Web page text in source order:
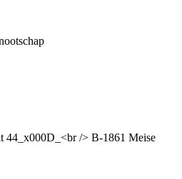
44_x000D_<br /> B-1861 Meise